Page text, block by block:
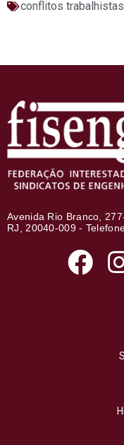
conflitos trabalhistas
Avenida Rio Branco,
RJ, 20040-009 -